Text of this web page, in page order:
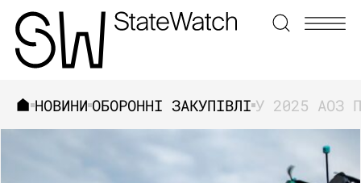
ЗНАЙТИ
НОВИНИ ОБОРОННІ ЗАКУПІВЛІ